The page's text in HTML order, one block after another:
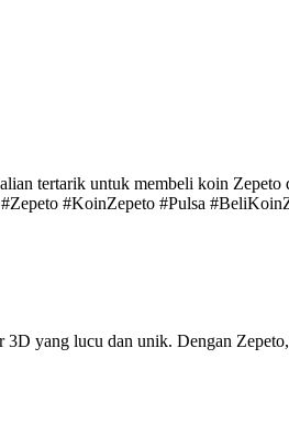
tertarik untuk membeli koin Zepeto
#KoinZepeto #Pulsa
yang lucu dan unik. Dengan